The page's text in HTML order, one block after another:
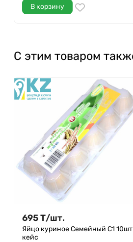
В корзину
С этим товаром
695Т/шт.
Яйцо куриное Семейный С1 10шт
кейс